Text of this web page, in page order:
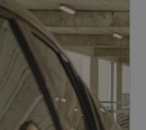
tegelijk een onmisbare
onderd...